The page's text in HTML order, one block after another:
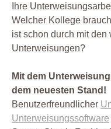
Ihre
Welcher Kollege
ist schon durch mit den
Unterweisungen?
Mit dem
dem neuesten Stand!
Benutzerfreundlicher
Unterweisungssoftware